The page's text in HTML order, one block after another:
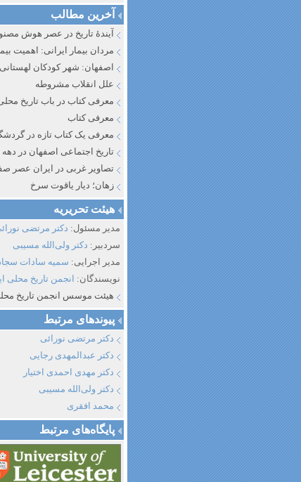
آخرین مطالب
آیندهٔ تاریخ در عصر هوش
اصفهان: شهر کودکان لهستانی
علل انقلاب مشروطه
معرفی کتاب در باب تاریخ
معرفی کتاب
زهان؛ دیار یاقوت سرخ
هیئت تحریریه
مدیر مسئول: دکتر مرتضی
سردبیر: دکتر ولی‌الله مسیبی
مدیر اجرایی: سمیه سادات
نویسندگان: انجمن تاریخ محلی
هیئت موسس انجمن تاریخ
پیوند‌های مرتبط
دکتر مرتضی نورائی
دکتر عبدالمهدی رجایی
دکتر مهدی احمدی اختیار
دکتر ولی‌الله مسیبی
محمد افقری
پایگاه‌های مرتبط